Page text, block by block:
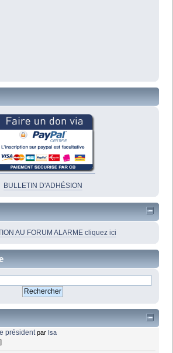
BULLETIN D'ADHÉSION
AU FORUM ALARME cliquez ici
président par Isa